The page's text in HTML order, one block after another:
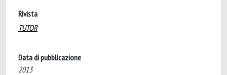
Rivista
TUTOR
Data di pubblicazione
2013